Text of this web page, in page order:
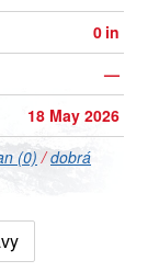
0 in
—
18 May 2026
(0)/dobrá